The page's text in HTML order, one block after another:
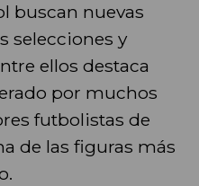
buscan nuevas
selecciones y
ellos destaca
por muchos
futbolistas de
de las figuras más